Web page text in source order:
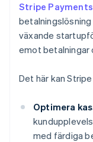
Stripe Payments
växande
emot betalningar
Det här kan
Optimera
med färdiga